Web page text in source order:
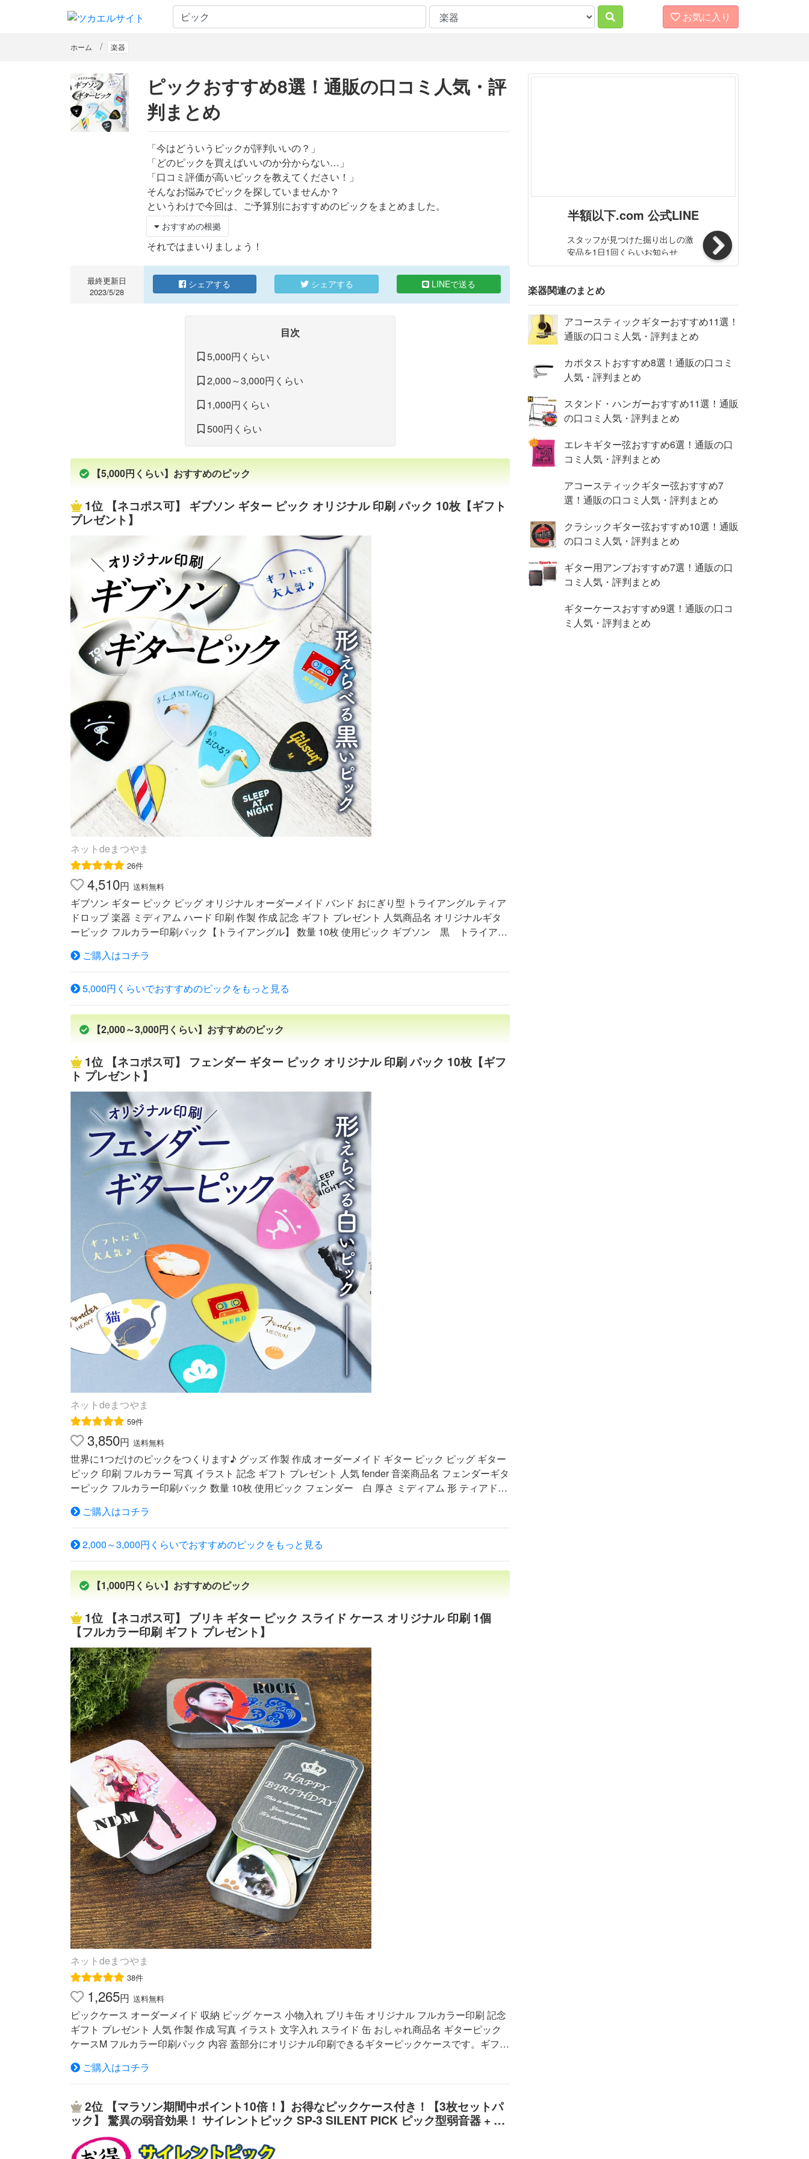
お気に入り
ホーム 楽器
ピックおすすめ8選！通販の口コミ人気・評
判まとめ
「今はどういうピックが評判いいの？」
「どのピックを買えばいいのか分からない…」
「口コミ評価が高いピックを教えてください！」
そんなお悩みでピックを探していませんか？
というわけで今回は、ご予算別におすすめのピックをまとめました。
おすすめの根拠
それではまいりましょう！
最終更新日
2023/5/28
シェアする シェアする LINEで送る
目次
5,000円くらい
2,000～3,000円くらい
1,000円くらい
500円くらい
【5,000円くらい】おすすめのピック
1位
【ネコポス可】 ギブソン ギター ピック オリジナル 印刷 パック 10枚【ギフト
プレゼント】
ネットdeまつやま
26件
4,510円 送料無料
ギブソン ギター ピック ピッグ オリジナル オーダーメイド バンド おにぎり型 トライアングル ティア
ドロップ 楽器 ミディアム ハード 印刷 作製 作成 記念 ギフト プレゼント 人気商品名 オリジナルギタ
ーピック フルカラー印刷パック【トライアングル】 数量 10枚 使用ピック ギブソン 黒 トライアン
のピックの裏側にイラストや写真をフルカラー印刷してオリジナルピックを作製します。 記念品やア
クセサリー用またはバンドの物販としてご使用いただけます。 価格はピック代込みのお値段です。 入
稿 データによる入稿（イラストレータ、jpeg等） 納期 入稿後10営業日程度 送料 通常配送（小） 送料
は「送料・お支払い」ページでご確認ください。 （新規ウインドウで開きます） サンプル 不可 ※お使
いのモニター環境により実際の色と多少違って見える事がありますことをご了承ください。 フルカラ
ー印刷トップへ戻る 全てのカテゴリを見る重要なお知らせ メーカー都合により、ピックの在庫が少な
プ > フルカラー印刷 > ギターピック > ギブソン 10枚
ご購入はコチラ
5,000円くらいでおすすめのピックをもっと見る
【2,000～3,000円くらい】おすすめのピック
1位
【ネコポス可】 フェンダー ギター ピック オリジナル 印刷 パック 10枚【ギフ
ト プレゼント】
ネットdeまつやま
59件
3,850円 送料無料
世界に1つだけのピックをつくります♪ グッズ 作製 作成 オーダーメイド ギター ピック ピッグ ギター
ピック 印刷 フルカラー 写真 イラスト 記念 ギフト プレゼント 人気 fender 音楽商品名 フェンダーギタ
ーピック フルカラー印刷パック 数量 10枚 使用ピック フェンダー 白 厚さ ミディアム 形 ティアドロ
ストや写真をフルカラー印刷してオリジナルピックを作製します。ティアドロップかトライアングル
をお選びください。 10枚作製でお気軽に自分だけのピックを手にすることができます。記念品やアク
セサリー用にいかがですか？ 価格はピック代込みのお値段です。 入稿 データによる入稿（イラスト
レータ、jpeg等） 納期 入稿後10営業日程度 送料 通常配送（小） 送料は「送料・お支払い」ページで
ご確認ください。 （新規ウインドウで開きます） ネコポス ネコポスでの発送可。送料が385円となり
ます。ご注文の際に備考欄にネコポス希望と明記してください。ご注文確定後に送料を変更いたしま
けません。 ・着日指定も出来ません。 サンプル 不可 ※お使いのモニター環境により実際の色と多少違
って見える事がありますことをご了承ください。 50枚はこちらから 100枚はこちらから フルカラー印
刷トップへ戻る 全てのカテゴリを見る重要なお知らせ メーカー都合により、ピックの在庫が少なくな
っております。 在庫確保後にご注文案内を行いますので、必ずご注文前にご連絡ください。 トップ >
フルカラー印刷 > ギターピック > フェンダー 10枚
ご購入はコチラ
2,000～3,000円くらいでおすすめのピックをもっと見る
【1,000円くらい】おすすめのピック
1位
【ネコポス可】 ブリキ ギター ピック スライド ケース オリジナル 印刷 1個
【フルカラー印刷 ギフト プレゼント】
ネットdeまつやま
38件
1,265円 送料無料
ピックケース オーダーメイド 収納 ピッグ ケース 小物入れ ブリキ缶 オリジナル フルカラー印刷 記念
ギフト プレゼント 人気 作製 作成 写真 イラスト 文字入れ スライド 缶 おしゃれ商品名 ギターピック
ケースM フルカラー印刷パック 内容 蓋部分にオリジナル印刷できるギターピックケースです。ギフト
70×13h(mm)内寸 37×67×11h(mm) 数量 1個 素材 ブリキ 色数 4色フルカラー+ホワイト 入稿 データに
よる入稿（jpeg、ai等） 納期 入稿後10営業日程度 送料 通常配送（小） 送料は「送料・お支払い」ペ
ージでご確認ください。 （新規ウインドウで開きます） ネコポス 10個まではネコポス発送可能で
す。 サンプル 不可 ※お使いのモニター環境により実際の色と多少違って見える事がありますことをご
了承ください。 フルカラー印刷トップへ戻る 全てのカテゴリを見る #ケース #小物入れ #ピックケー
ス #ブリキケース #スライドケース #オーダーメイド #写真印刷 #イラスト #ギターピック #缶ケース #
ご購入はコチラ
2位
【マラソン期間中ポイント10倍！】お得なピックケース付き！【3枚セットパ
ック】 驚異の弱音効果！ サイレントピック SP-3 SILENT PICK ピック型弱音器 + ペ
リーズ革製ピックケース アコースティックギターのミュート 弱音器 消音ピック SP3
spslpkg
半額以下.com 公式LINE
スタッフが見つけた掘り出しの激
安品を1日1回くらいお知らせ
楽器関連のまとめ
アコースティックギターおすすめ11選！
通販の口コミ人気・評判まとめ
カポタストおすすめ8選！通販の口コミ
人気・評判まとめ
スタンド・ハンガーおすすめ11選！通販
の口コミ人気・評判まとめ
エレキギター弦おすすめ6選！通販の口
コミ人気・評判まとめ
アコースティックギター弦おすすめ7
選！通販の口コミ人気・評判まとめ
クラシックギター弦おすすめ10選！通販
の口コミ人気・評判まとめ
ギター用アンプおすすめ7選！通販の口
コミ人気・評判まとめ
ギターケースおすすめ9選！通販の口コ
ミ人気・評判まとめ